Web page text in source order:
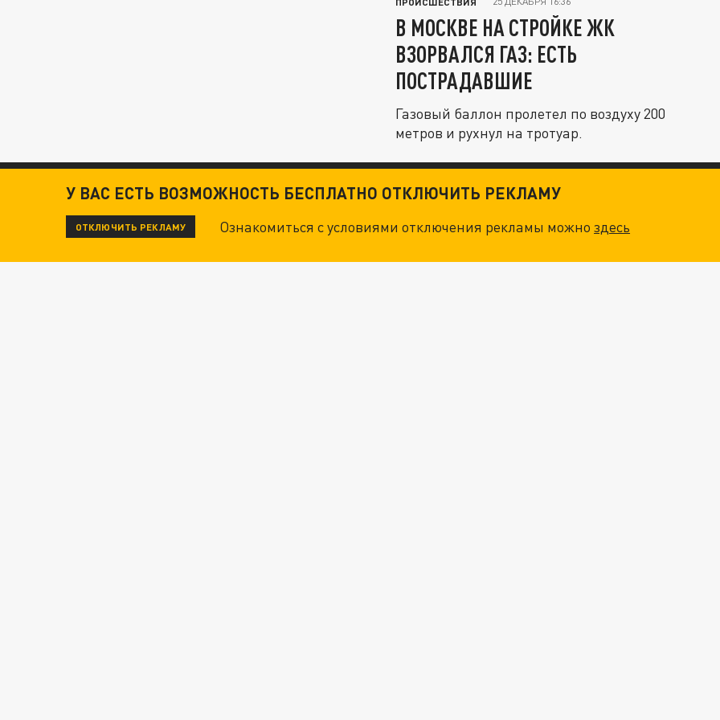
В МОСКВЕ НА СТРОЙКЕ ЖК
ВЗОРВАЛСЯ ГАЗ: ЕСТЬ
ПОСТРАДАВШИЕ
Газовый баллон пролетел по воздуху 200
метров и рухнул на тротуар.
У ВАС ЕСТЬ ВОЗМОЖНОСТЬ БЕСПЛАТНО ОТКЛЮЧИТЬ РЕКЛАМУ
ОТКЛЮЧИТЬ РЕКЛАМУ Ознакомиться с условиями отключения рекламы можноздесь